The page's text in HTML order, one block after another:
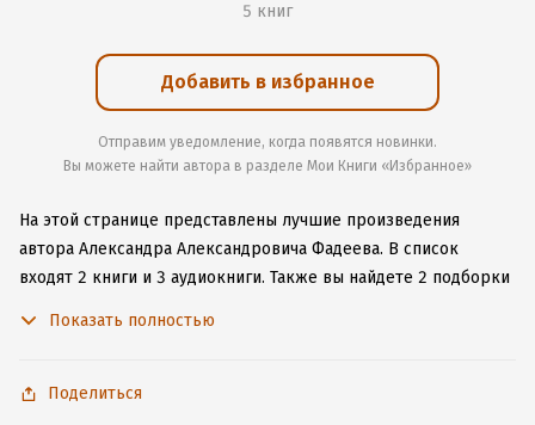
5 книг
Добавить в избранное
Отправим уведомление, когда появятся новинки.
Вы можете найти автора в разделе Мои Книги «Избранное»
На этой странице представлены лучшие произведения
автора Александра Александровича Фадеева. В список
входят 2 книги и 3 аудиокниги. Также вы найдете 2 подборки
установите наше удобное приложение для iOS или Android,
Показать полностью
Поделиться